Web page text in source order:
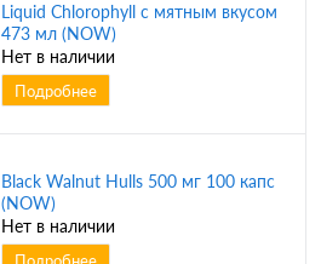
Liquid Chlorophyll с мятным вкусом
473 мл (NOW)
Нет в наличии
Подробнее
Black Walnut Hulls 500 мг 100 капс
(NOW)
Нет в наличии